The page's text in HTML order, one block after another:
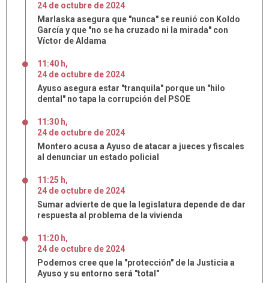
24 de octubre de 2024
Marlaska asegura que "nunca" se reunió con Koldo
García y que "no se ha cruzado ni la mirada" con
Víctor de Aldama
11:40 h,
24 de octubre de 2024
Ayuso asegura estar "tranquila" porque un "hilo
dental" no tapa la corrupción del PSOE
11:30 h,
24 de octubre de 2024
Montero acusa a Ayuso de atacar a jueces y fiscales
al denunciar un estado policial
11:25 h,
24 de octubre de 2024
Sumar advierte de que la legislatura depende de dar
respuesta al problema de la vivienda
11:20 h,
24 de octubre de 2024
Podemos cree que la "protección" de la Justicia a
Ayuso y su entorno será "total"